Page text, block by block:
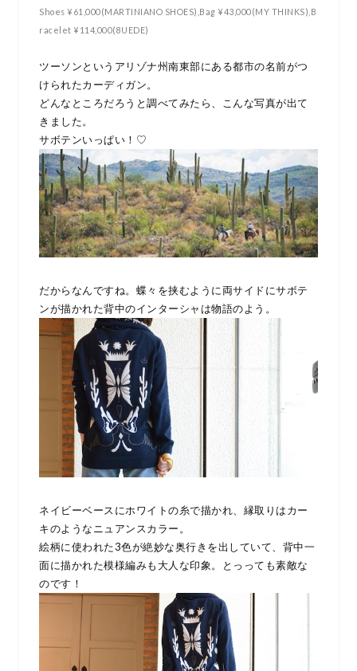
Shoes ¥61,000(MARTINIANO SHOES),Bag ¥43,000(MY THINKS),B
racelet ¥114,000(8UEDE)
ツーソンというアリゾナ州南東部にある都市の名前がつ
けられたカーディガン。
どんなところだろうと調べてみたら、こんな写真が出て
きました。
サボテンいっぱい！♡
だからなんですね。蝶々を挟むように両サイドにサボテ
ンが描かれた背中のインターシャは物語のよう。
ネイビーベースにホワイトの糸で描かれ、縁取りはカー
キのようなニュアンスカラー。
絵柄に使われた3色が絶妙な奥行きを出していて、背中一
面に描かれた模様編みも大人な印象。とっっても素敵な
のです！